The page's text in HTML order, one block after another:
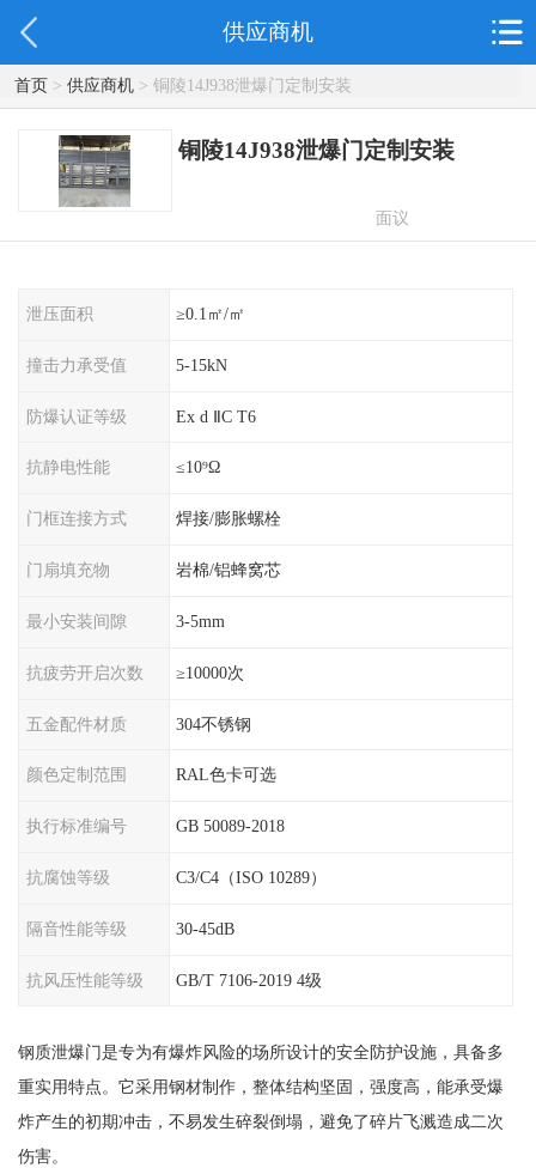
供应商机
首页> 供应商机> 铜陵14J938泄爆门定制安装
铜陵14J938泄爆门定制安装
面议
泄压面积 ≥0.1㎡/㎡
撞击力承受值 5-15kN
防爆认证等级 Ex d ⅡC T6
抗静电性能 ≤10⁹Ω
门框连接方式 焊接/膨胀螺栓
门扇填充物 岩棉/铝蜂窝芯
最小安装间隙 3-5mm
抗疲劳开启次数 ≥10000次
五金配件材质 304不锈钢
颜色定制范围 RAL色卡可选
执行标准编号 GB 50089-2018
抗腐蚀等级 C3/C4（ISO 10289）
隔音性能等级 30-45dB
抗风压性能等级 GB/T 7106-2019 4级
钢质泄爆门是专为有爆炸风险的场所设计的安全防护设施，具备多
重实用特点。它采用钢材制作，整体结构坚固，强度高，能承受爆
炸产生的初期冲击，不易发生碎裂倒塌，避免了碎片飞溅造成二次
伤害。